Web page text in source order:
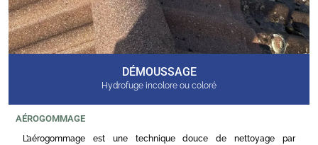
DÉMOUSSAGE
Hydrofuge incolore ou coloré
AÉROGOMMAGE
L’aérogommage est une technique douce de nettoyage par